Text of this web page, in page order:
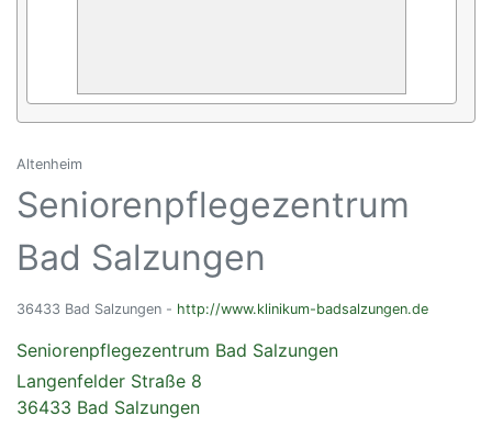
Altenheim
Seniorenpflegezentrum
Bad Salzungen
36433 Bad Salzungen - http://www.klinikum-badsalzungen.de
Seniorenpflegezentrum Bad Salzungen
Langenfelder Straße 8
36433 Bad Salzungen